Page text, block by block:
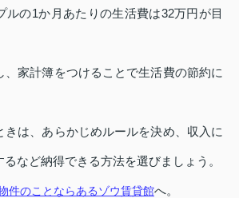
ルの1か月あたりの生活費は32万円が目
、家計簿をつけることで生活費の節約に
きは、あらかじめルールを決め、収入に
など納得できる方法を選びましょう。
件のことならあるゾウ賃貸館へ。